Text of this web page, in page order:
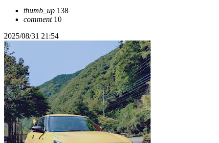
thumb_up 138
comment10
2025/08/31 21:54